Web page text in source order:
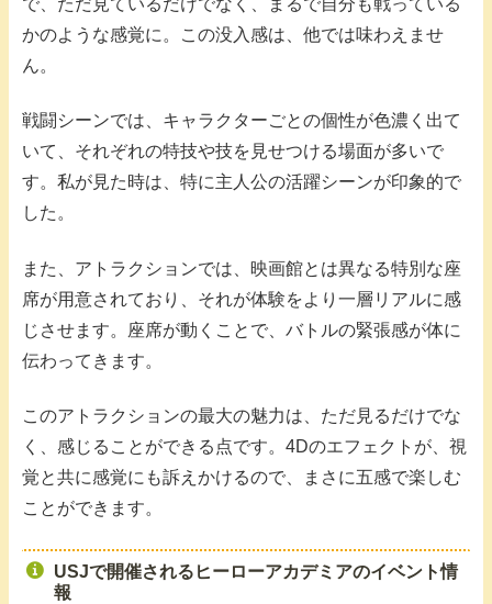
で、ただ見ているだけでなく、まるで自分も戦っている
かのような感覚に。この没入感は、他では味わえませ
ん。
戦闘シーンでは、キャラクターごとの個性が色濃く出て
いて、それぞれの特技や技を見せつける場面が多いで
す。私が見た時は、特に主人公の活躍シーンが印象的で
した。
また、アトラクションでは、映画館とは異なる特別な座
席が用意されており、それが体験をより一層リアルに感
じさせます。座席が動くことで、バトルの緊張感が体に
伝わってきます。
このアトラクションの最大の魅力は、ただ見るだけでな
く、感じることができる点です。4Dのエフェクトが、視
覚と共に感覚にも訴えかけるので、まさに五感で楽しむ
ことができます。
USJで開催されるヒーローアカデミアのイベント情
報